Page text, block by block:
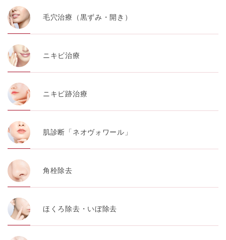
毛穴治療（黒ずみ・開き）
ニキビ治療
ニキビ跡治療
肌診断「ネオヴォワール」
角栓除去
ほくろ除去・いぼ除去